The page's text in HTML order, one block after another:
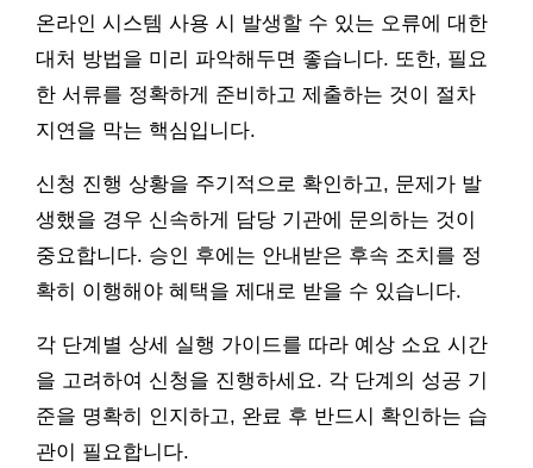
온라인 시스템 사용 시 발생할 수 있는 오류에 대한
대처 방법을 미리 파악해두면 좋습니다. 또한, 필요
한 서류를 정확하게 준비하고 제출하는 것이 절차
지연을 막는 핵심입니다.
신청 진행 상황을 주기적으로 확인하고, 문제가 발
생했을 경우 신속하게 담당 기관에 문의하는 것이
중요합니다. 승인 후에는 안내받은 후속 조치를 정
확히 이행해야 혜택을 제대로 받을 수 있습니다.
각 단계별 상세 실행 가이드를 따라 예상 소요 시간
을 고려하여 신청을 진행하세요. 각 단계의 성공 기
준을 명확히 인지하고, 완료 후 반드시 확인하는 습
관이 필요합니다.